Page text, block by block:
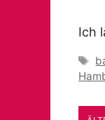
Ich